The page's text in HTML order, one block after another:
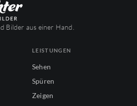
Bilder aus einer Hand.
LEISTUNGEN
Sehen
Spüren
Zeigen